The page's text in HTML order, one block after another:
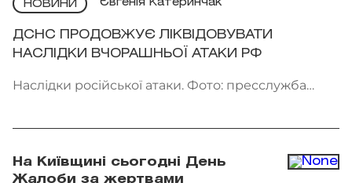
НОВИНИ Євгенія Катеринчак
ДСНС ПРОДОВЖУЄ ЛІКВІДОВУВАТИ
НАСЛІДКИ ВЧОРАШНЬОЇ АТАКИ РФ
Наслідки російської атаки. Фото: пресслужба
На Київщині сьогодні День
Жалоби за жертвами